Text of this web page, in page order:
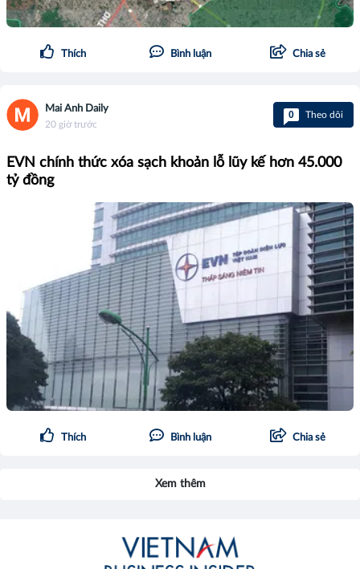
Thích Bình luận Chia sẻ
Mai Anh Daily
20 giờ trước
0 Theo dõi
EVN chính thức xóa sạch khoản lỗ lũy kế hơn 45.000
tỷ đồng
Thích Bình luận Chia sẻ
Xem thêm